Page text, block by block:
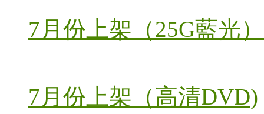
7月份上架（25G藍光）
7月份上架（高清DVD)